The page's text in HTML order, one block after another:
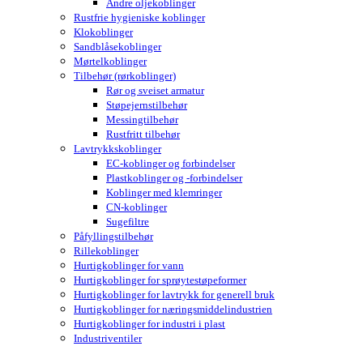
Andre oljekoblinger
Rustfrie hygieniske koblinger
Klokoblinger
Sandblåsekoblinger
Mørtelkoblinger
Tilbehør (rørkoblinger)
Rør og sveiset armatur
Støpejernstilbehør
Messingtilbehør
Rustfritt tilbehør
Lavtrykkskoblinger
EC-koblinger og forbindelser
Plastkoblinger og -forbindelser
Koblinger med klemringer
CN-koblinger
Sugefiltre
Påfyllingstilbehør
Rillekoblinger
Hurtigkoblinger for vann
Hurtigkoblinger for sprøytestøpeformer
Hurtigkoblinger for lavtrykk for generell bruk
Hurtigkoblinger for næringsmiddelindustrien
Hurtigkoblinger for industri i plast
Industriventiler